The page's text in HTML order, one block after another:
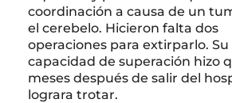
coordinación a causa de un
el cerebelo. Hicieron falta dos
operaciones para extirparlo. Su
capacidad de superación hizo
meses después de salir del
lograra trotar.